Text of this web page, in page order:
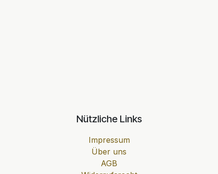
Nützliche Links
Impressum
Über uns
AGB